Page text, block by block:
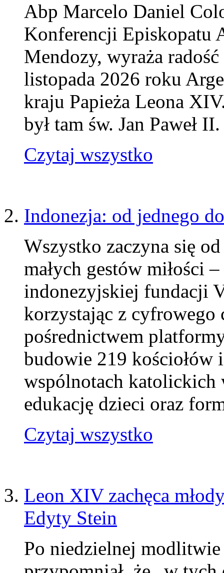
Abp Marcelo Daniel
Konferencji Episkopatu
Mendozy, wyraża
listopada 2026 roku
kraju Papieża Leona
był tam św. Jan Paweł II.
Czytaj wszystko
Indonezja: od jednego
Wszystko zaczyna się
małych gestów miłości
indonezyjskiej fundacji
korzystając z cyfrowego
pośrednictwem
budowie 219
wspólnotach katolickich
edukację dzieci oraz
Czytaj wszystko
Leon XIV zachęca
Edyty Stein
Po niedzielnej modlitwie